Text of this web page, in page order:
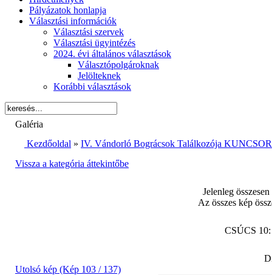
Pályázatok honlapja
Választási információk
Választási szervek
Választási ügyintézés
2024. évi általános választások
Választópolgároknak
Jelölteknek
Korábbi választások
Galéria
Kezdőoldal » IV. Vándorló Bográcsok Találkozója
Vissza a kategória áttekintőbe
Jelenleg
Az összes kép
CSÚCS
Utolsó kép (Kép 103 / 137)